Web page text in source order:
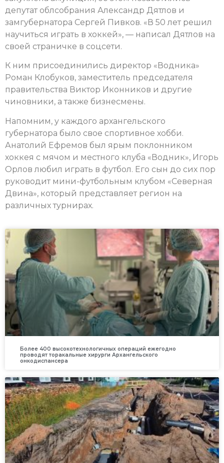
депутат облсобрания Александр Дятлов и
замгубернатора Сергей Пивков. «В 50 лет решил
научиться играть в хоккей», — написал Дятлов на
своей страничке в соцсети.
К ним присоединились директор «Водника»
Роман Клобуков, заместитель председателя
правительства Виктор Иконников и другие
чиновники, а также бизнесмены.
Напомним, у каждого архангельского
губернатора было свое спортивное хобби.
Анатолий Ефремов был ярым поклонником
хоккея с мячом и местного клуба «Водник», Игорь
Орлов любил играть в футбол. Его сын до сих пор
руководит мини-футбольным клубом «Северная
Двина», который представляет регион на
различных турнирах.
Более 400 высокотехнологичных операций ежегодно
проводят торакальные хирурги Архангельского
онкодиспансера